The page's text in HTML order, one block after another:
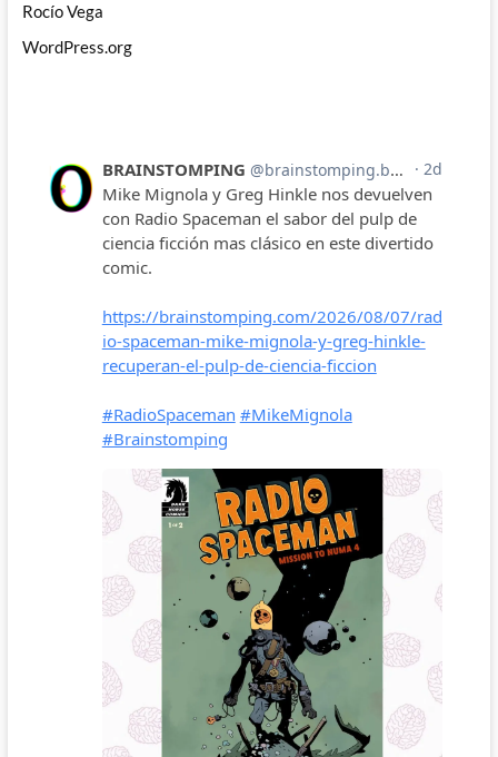
Rocío Vega
WordPress.org